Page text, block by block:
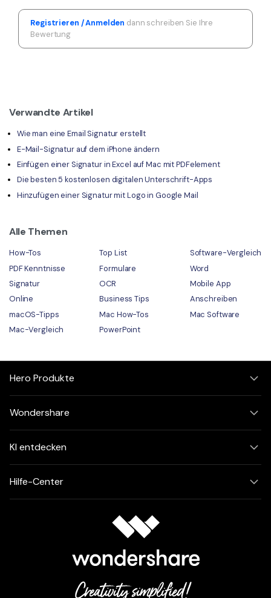
Registrieren / Anmelden dann schreiben Sie Ihre
Bewertung
Verwandte Artikel
Wie man eine Email Signatur erstellt
E-Mail-Signatur auf dem iPhone ändern
Einfügen einer Signatur in Excel auf Mac mit PDFelement
Die besten 5 kostenlosen digitalen Unterschrift-Apps
Hinzufügen einer Signatur mit Logo in Google Mail
Alle Themen
How-Tos Top List
Software-Vergleich
PDF Kenntnisse
Formulare
Word
Signatur
OCR
Mobile App
Online
Business Tips
Anschreiben
macOS-Tipps
Mac How-Tos
Mac Software
Mac-Vergleich
PowerPoint
Hero Produkte
Wondershare
KI entdecken
Hilfe-Center